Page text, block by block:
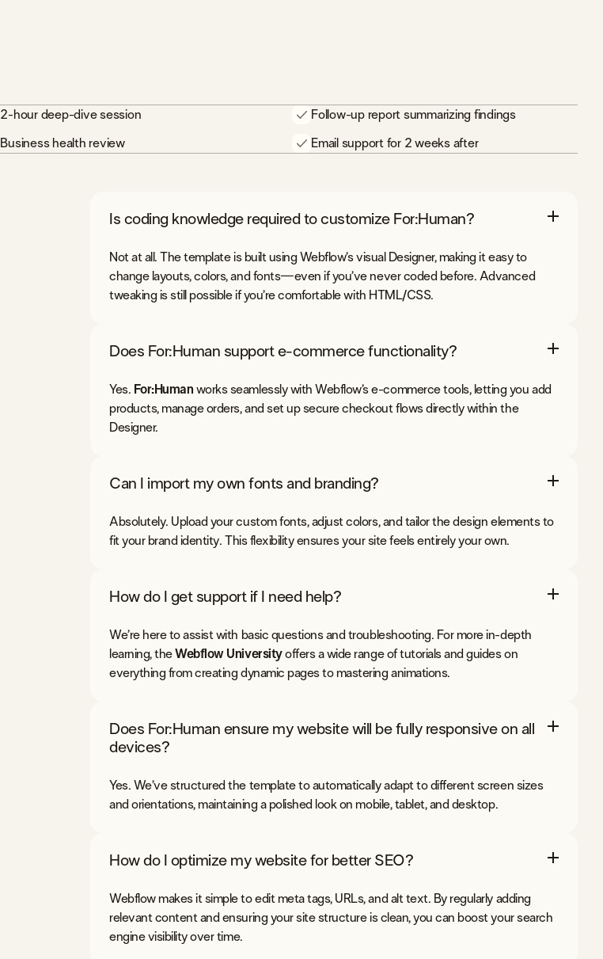
2-hour deep-dive session Follow-up report summarizing findings
Business health review Email support for 2 weeks after
Is coding knowledge required to customize For:Human?
Not at all. The template is built using Webflow’s visual Designer, making it easy to
change layouts, colors, and fonts—even if you’ve never coded before. Advanced
tweaking is still possible if you’re comfortable with HTML/CSS.
Does For:Human support e-commerce functionality?
Yes. For:Human works seamlessly with Webflow’s e-commerce tools, letting you add
products, manage orders, and set up secure checkout flows directly within the
Designer.
Can I import my own fonts and branding?
Absolutely. Upload your custom fonts, adjust colors, and tailor the design elements to
fit your brand identity. This flexibility ensures your site feels entirely your own.
How do I get support if I need help?
We’re here to assist with basic questions and troubleshooting. For more in-depth
learning, theWebflow Universityoffers a wide range of tutorials and guides on
everything from creating dynamic pages to mastering animations.
Does For:Human ensure my website will be fully responsive on all
devices?
Yes. We’ve structured the template to automatically adapt to different screen sizes
and orientations, maintaining a polished look on mobile, tablet, and desktop.
How do I optimize my website for better SEO?
Webflow makes it simple to edit meta tags, URLs, and alt text. By regularly adding
relevant content and ensuring your site structure is clean, you can boost your search
engine visibility over time.